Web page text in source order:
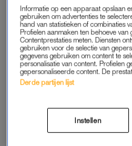
onderzoeksteam houdt
meldt de politie.
Mensen die iets hebben
opgeroepen zich te melden
Het beste van LINDA.
Informatie op een apparaat opslaan
gebruiken om advertenties te
hand van statistieken of combinaties
Profielen aanmaken ten behoeve
Contentprestaties meten. Diensten
gebruiken voor de selectie van
gegevens gebruiken om content te
personalisatie van content. Profielen
gepersonaliseerde content. De
Derde partijen lijst
Instellen